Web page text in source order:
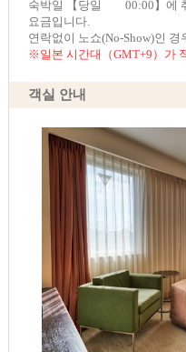
숙박일 【당일 00:00】에
요금입니다.
연락없이 노쇼(No-Show)인
※일본 시간대（GMT+9）가
객실 안내